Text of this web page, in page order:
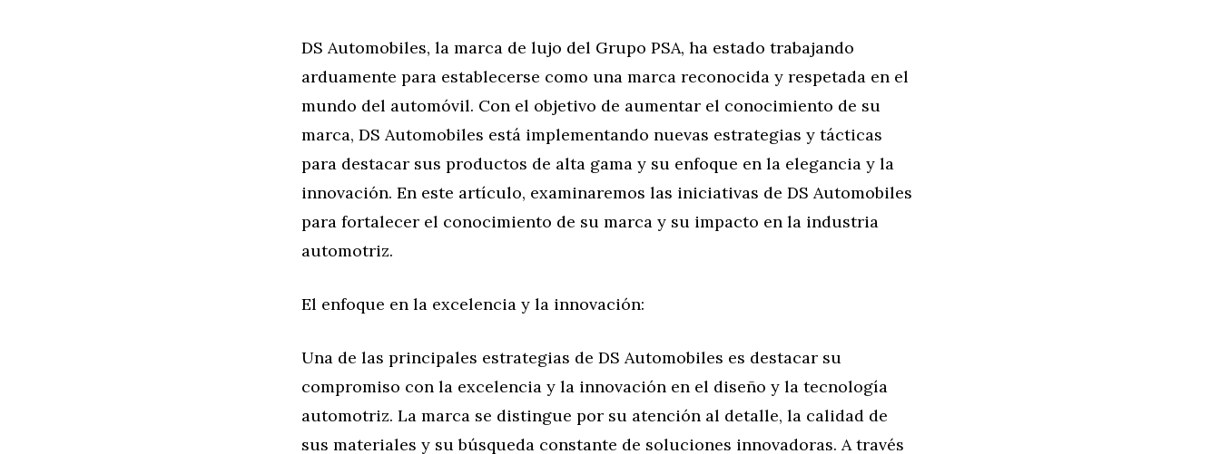
DS Automobiles, la marca de lujo del Grupo PSA, ha estado trabajando
arduamente para establecerse como una marca reconocida y respetada en el
mundo del automóvil. Con el objetivo de aumentar el conocimiento de su
marca, DS Automobiles está implementando nuevas estrategias y tácticas
para destacar sus productos de alta gama y su enfoque en la elegancia y la
innovación. En este artículo, examinaremos las iniciativas de DS Automobiles
para fortalecer el conocimiento de su marca y su impacto en la industria
automotriz.
El enfoque en la excelencia y la innovación:
Una de las principales estrategias de DS Automobiles es destacar su
compromiso con la excelencia y la innovación en el diseño y la tecnología
automotriz. La marca se distingue por su atención al detalle, la calidad de
sus materiales y su búsqueda constante de soluciones innovadoras. A través